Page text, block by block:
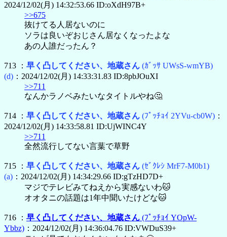
2024/12/02(月) 14:32:53.66 ID:oXdH97B+
>>675
抜けてる人居ないのに
ソラは良いぞおじさん居なくなったよな
あの人誰だったん？
713 ： 早く凸してください、地蔵さん (ｶﾞｯｻ UWsS-wmYB)
(d) ：2024/12/02(月) 14:33:31.83 ID:8pbJOuXI
>>711
なんかラノベみたいなタイトルやね🤔
714 ： 早く凸してください、地蔵さん (ﾌﾟｯﾁｮｲ 2YVu-cb0W) ：
2024/12/02(月) 14:33:58.81 ID:UjWINC4Y
>>711
全然流行してない言葉で草野
715 ： 早く凸してください、地蔵さん (ｾﾞｸﾚｼ MrF7-M0b1)
(a) ：2024/12/02(月) 14:34:29.66 ID:gTzHD7D+
マジでテレビみてねえから実感ないわ🐱
オオタニの話題は1年中聞いたけどな🐱
716 ： 早く凸してください、地蔵さん (ﾌﾟｯﾁｮｲ YOpW-
Ybbz) ：2024/12/02(月) 14:36:04.76 ID:VWDuS39+